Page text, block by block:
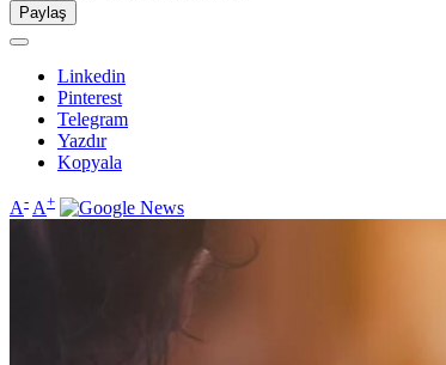
Paylaş
Linkedin
Pinterest
Telegram
Yazdır
Kopyala
A- A+